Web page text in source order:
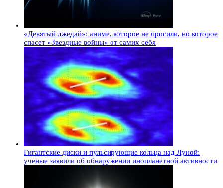
«Девятый джедай»: аниме, которое не просили, но которое
спасет «Звездные войны» от самих себя
Гигантские диски и пульсирующие кольца над Луной:
ученые заявили об обнаружении инопланетной активности